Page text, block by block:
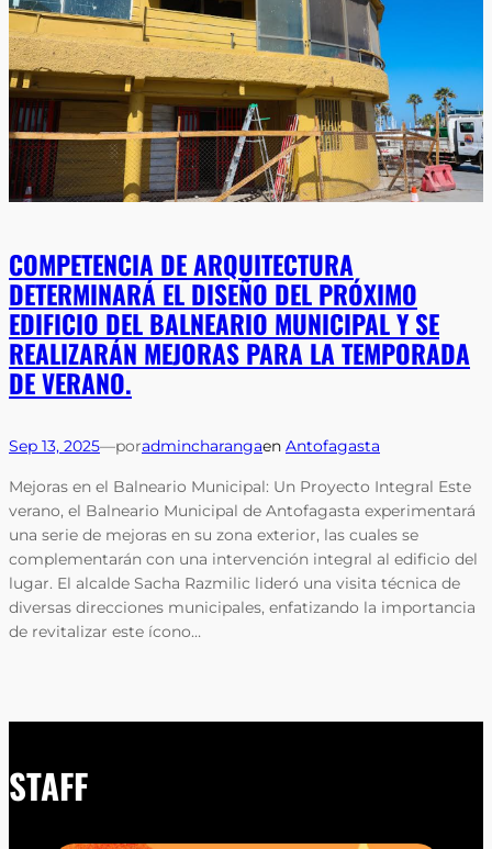
COMPETENCIA DE ARQUITECTURA
DETERMINARÁ EL DISEÑO DEL PRÓXIMO
EDIFICIO DEL BALNEARIO MUNICIPAL Y SE
REALIZARÁN MEJORAS PARA LA TEMPORADA
DE VERANO.
Sep 13, 2025—poradmincharangaen Antofagasta
Mejoras en el Balneario Municipal: Un Proyecto Integral Este
verano, el Balneario Municipal de Antofagasta experimentará
una serie de mejoras en su zona exterior, las cuales se
complementarán con una intervención integral al edificio del
lugar. El alcalde Sacha Razmilic lideró una visita técnica de
diversas direcciones municipales, enfatizando la importancia
de revitalizar este ícono…
STAFF